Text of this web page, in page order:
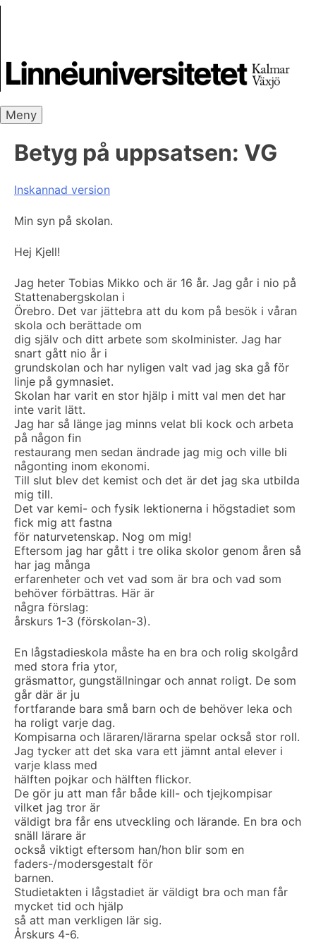
Meny
Betyg på uppsatsen: VG
Inskannad version
Min syn på skolan.
Hej Kjell!
Jag heter Tobias Mikko och är 16 år. Jag går i nio på
Stattenabergskolan i
Örebro. Det var jättebra att du kom på besök i våran
skola och berättade om
dig själv och ditt arbete som skolminister. Jag har
snart gått nio år i
grundskolan och har nyligen valt vad jag ska gå för
linje på gymnasiet.
Skolan har varit en stor hjälp i mitt val men det har
inte varit lätt.
Jag har så länge jag minns velat bli kock och arbeta
på någon fin
restaurang men sedan ändrade jag mig och ville bli
någonting inom ekonomi.
Till slut blev det kemist och det är det jag ska utbilda
mig till.
Det var kemi- och fysik lektionerna i högstadiet som
fick mig att fastna
för naturvetenskap. Nog om mig!
Eftersom jag har gått i tre olika skolor genom åren så
har jag många
erfarenheter och vet vad som är bra och vad som
behöver förbättras. Här är
några förslag:
årskurs 1-3 (förskolan-3).
En lågstadieskola måste ha en bra och rolig skolgård
med stora fria ytor,
gräsmattor, gungställningar och annat roligt. De som
går där är ju
fortfarande bara små barn och de behöver leka och
ha roligt varje dag.
Kompisarna och läraren/lärarna spelar också stor roll.
Jag tycker att det ska vara ett jämnt antal elever i
varje klass med
hälften pojkar och hälften flickor.
De gör ju att man får både kill- och tjejkompisar
vilket jag tror är
väldigt bra får ens utveckling och lärande. En bra och
snäll lärare är
också viktigt eftersom han/hon blir som en
faders-/modersgestalt för
barnen.
Studietakten i lågstadiet är väldigt bra och man får
mycket tid och hjälp
så att man verkligen lär sig.
Årskurs 4-6.